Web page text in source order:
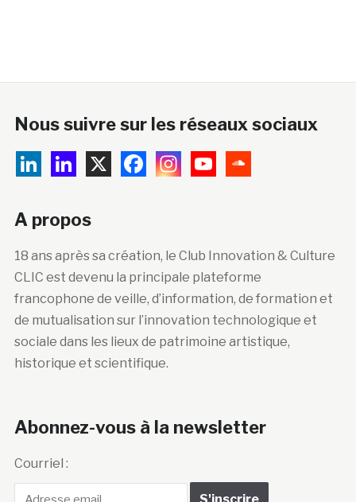
Nous suivre sur les réseaux sociaux
A propos
18 ans après sa création, le Club Innovation & Culture
CLIC est devenu la principale plateforme
francophone de veille, d’information, de formation et
de mutualisation sur l’innovation technologique et
sociale dans les lieux de patrimoine artistique,
historique et scientifique.
Abonnez-vous à la newsletter
Courriel :